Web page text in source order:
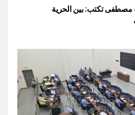
مصطفى تكتب: بين الحرية